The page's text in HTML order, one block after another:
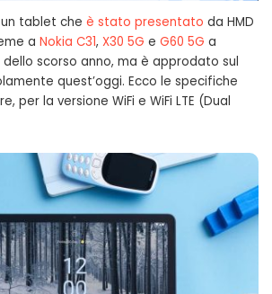
tablet che è stato presentato da HMD
a Nokia C31, X30 5G e G60 5G a
scorso anno, ma è approdato sul
quest’oggi. Ecco le specifiche
per la versione WiFi e WiFi LTE (Dual